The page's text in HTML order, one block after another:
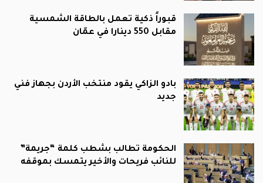
قبوراً ذكية تعمل بالطاقة الشمسية
مقابل 550 دينارا في عمّان
بادو الزاكي يقود منتخب الأردن بجهاز فني
جديد
الحكومة تطالب بشطب كلمة “جريمة”
للنائب فريحات والأخير يتمسك بموقفه